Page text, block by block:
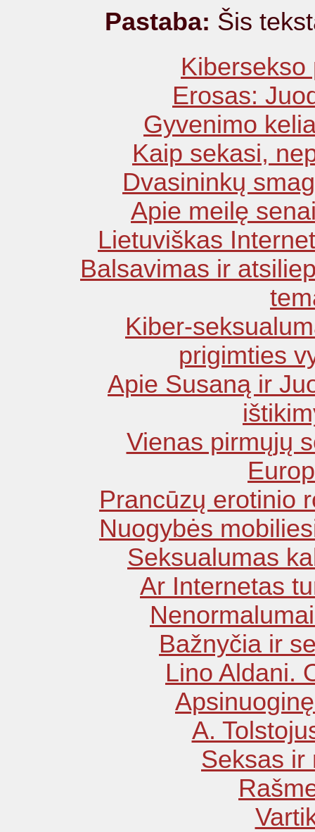
Pastaba: Šis
Kibersekso
Erosas:
Gyvenimo
Kaip sekasi,
Dvasininkų
Apie meilę
Lietuviškas
Balsavimas ir
Kiber-
prigimties
Apie Susaną ir
Vienas pirmųjų
Prancūzų erotinio
Nuogybės
Seksualumas
Ar Internetas
Bažnyčia ir
Lino Aldani.
A.
Seksas ir